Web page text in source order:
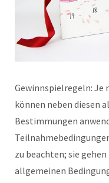
Gewinnspielregeln: Je
können neben diesen
Bestimmungen
zu beachten; sie
allgemeinen